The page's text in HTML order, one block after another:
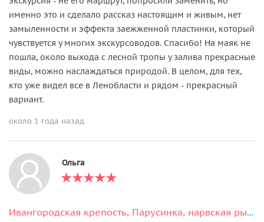
именно это и сделало рассказ настоящим и живым, нет
замыленности и эффекта заежженной пластинки, который
чувствуется у многих экскурсоводов. Спасибо! На маяк не
пошла, около выхода с лесной тропы у залива прекрасные
виды, можно наслаждаться природой. В целом, для тех,
кто уже видел все в Ленобласти и рядом - прекрасный
вариант.
около 1 года назад
Ольга
Ивангородская крепость, Парусинка, нарвская рыба и Шепелёвский маяк